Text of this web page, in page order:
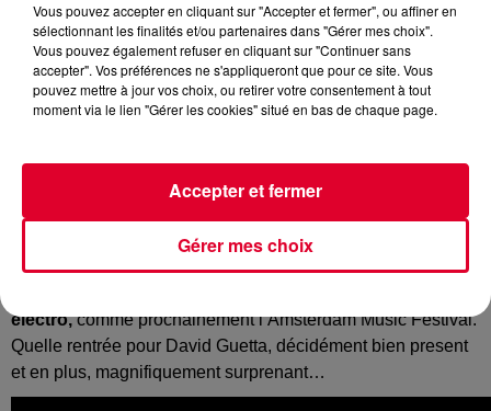
FG a choisi de s’attaquer autube du moment signéCalvin
Harris avec Sam Smith:Promises. Et on peut dire que l’on
a pris une claque à la première écoute de cette version de
David Guetta. Le DJ français, qui vient de sortir son nouvel
album7, nous livreun remix très progressive house qui
électro,comme prochainement l’Amsterdam Music Festival.
Quelle rentrée pour David Guetta, décidément bien present
et en plus, magnifiquement surprenant…
Vous pouvez accepter en cliquant sur "Accepter et fermer", ou affiner en
sélectionnant les finalités et/ou partenaires dans "Gérer mes choix".
Vous pouvez également refuser en cliquant sur "Continuer sans
accepter". Vos préférences ne s'appliqueront que pour ce site. Vous
pouvez mettre à jour vos choix, ou retirer votre consentement à tout
moment via le lien "Gérer les cookies" situé en bas de chaque page.
Gérer mes choix
Accepter et fermer